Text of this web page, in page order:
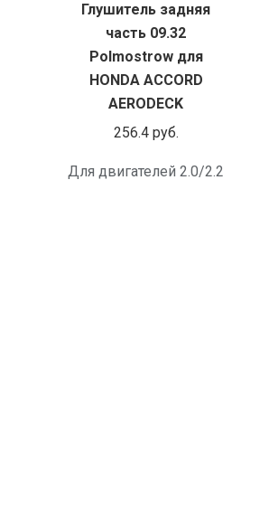
Глушитель задняя
часть 09.32
Polmostrow для
HONDA ACCORD
AERODECK
256.4 руб.
Для двигателей 2.0/2.2